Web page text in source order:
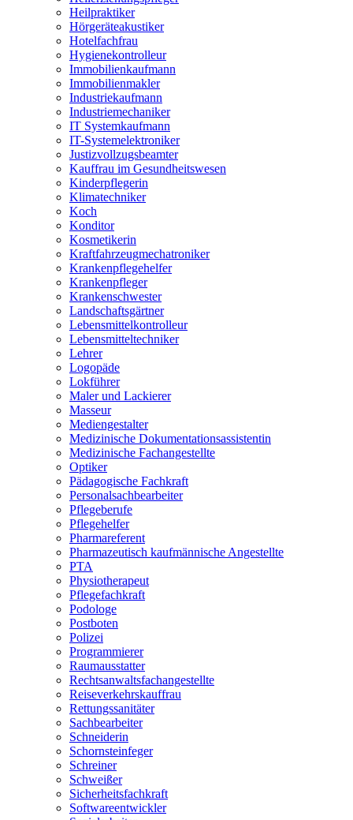
Heilpraktiker
Hörgeräteakustiker
Hotelfachfrau
Hygienekontrolleur
Immobilienkaufmann
Immobilienmakler
Industriekaufmann
Industriemechaniker
IT Systemkaufmann
IT-Systemelektroniker
Justizvollzugsbeamter
Kauffrau im Gesundheitswesen
Kinderpflegerin
Klimatechniker
Koch
Konditor
Kosmetikerin
Kraftfahrzeugmechatroniker
Krankenpflegehelfer
Krankenpfleger
Krankenschwester
Landschaftsgärtner
Lebensmittelkontrolleur
Lebensmitteltechniker
Lehrer
Logopäde
Lokführer
Maler und Lackierer
Masseur
Mediengestalter
Medizinische Dokumentationsassistentin
Medizinische Fachangestellte
Optiker
Pädagogische Fachkraft
Personalsachbearbeiter
Pflegeberufe
Pflegehelfer
Pharmareferent
Pharmazeutisch kaufmännische Angestellte
PTA
Physiotherapeut
Pflegefachkraft
Podologe
Postboten
Polizei
Programmierer
Raumausstatter
Rechtsanwaltsfachangestellte
Reiseverkehrskauffrau
Rettungssanitäter
Sachbearbeiter
Schneiderin
Schornsteinfeger
Schreiner
Schweißer
Sicherheitsfachkraft
Softwareentwickler